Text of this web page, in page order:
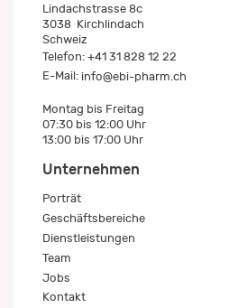
Lindachstrasse 8c
3038 Kirchlindach
Schweiz
Telefon: +41 31 828 12 22
E-Mail: info@ebi-pharm.ch
Montag bis Freitag
07:30 bis 12:00 Uhr
13:00 bis 17:00 Uhr
Unternehmen
Porträt
Geschäftsbereiche
Dienstleistungen
Team
Jobs
Kontakt